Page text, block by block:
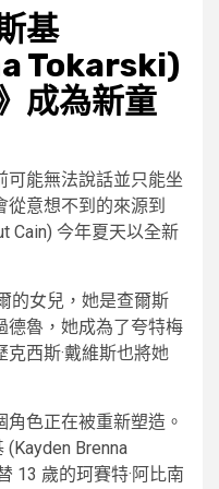
基
Tokarski)
成為新童
可能無法說話並只能坐
意想不到的來源到
Cain) 今年夏天以全新
的女兒，她是查爾斯
德魯，她成為了夸特梅
西斯·戴維斯也將她
色正在被重新塑造。
(Kayden Brenna
13 歲的珂賽特·阿比南